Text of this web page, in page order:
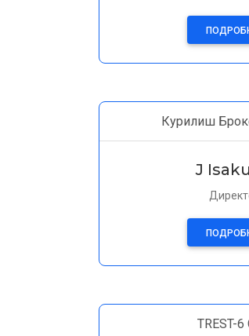
Курилиш
J
TREST-6